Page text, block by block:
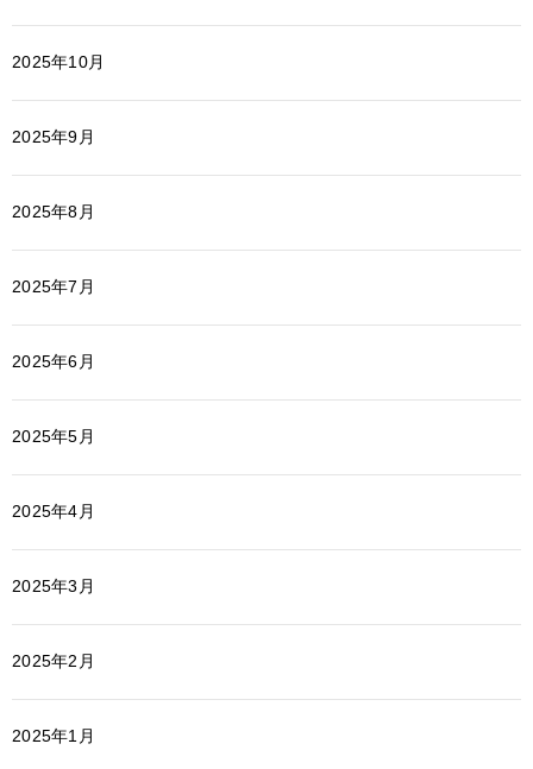
2025年10月
2025年9月
2025年8月
2025年7月
2025年6月
2025年5月
2025年4月
2025年3月
2025年2月
2025年1月